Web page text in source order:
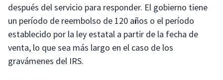
después del servicio para responder. El gobierno tiene
un período de reembolso de 120 años o el período
establecido por la ley estatal a partir de la fecha de
venta, lo que sea más largo en el caso de los
gravámenes del IRS.